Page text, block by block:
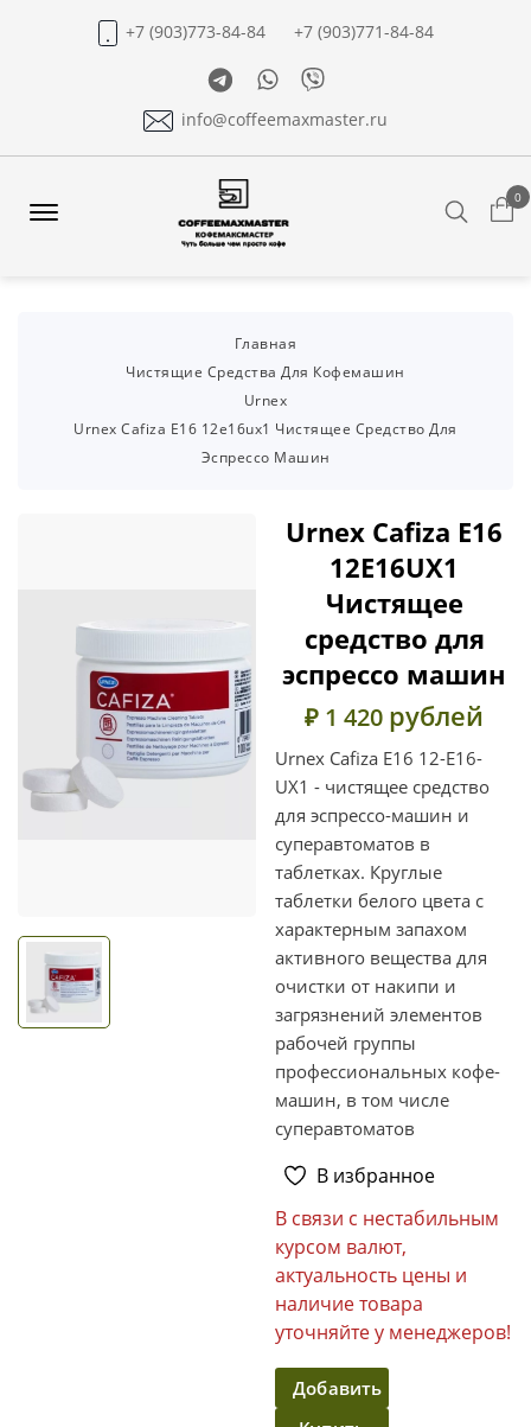
+7 (903)773-84-84
+7 (903)771-84-84
TelegramWhatsapp
Viber
info@coffeemaxmaster.ru
0
Главная
Чистящие Средства Для Кофемашин
Urnex
Urnex Cafiza E16 12e16ux1 Чистящее Средство Для
Эспрессо Машин
Urnex Cafiza E16
12E16UX1
Чистящее
средство для
эспрессо машин
₽ 1 420 рублей
Urnex Cafiza E16 12-E16-
UX1 - чистящее средство
для эспрессо-машин и
суперавтоматов в
таблетках. Круглые
таблетки белого цвета с
характерным запахом
активного вещества для
очистки от накипи и
загрязнений элементов
рабочей группы
профессиональных кофе-
машин, в том числе
суперавтоматов
В избранное
В связи с нестабильным
курсом валют,
актуальность цены и
наличие товара
уточняйте у менеджеров!
Добавить